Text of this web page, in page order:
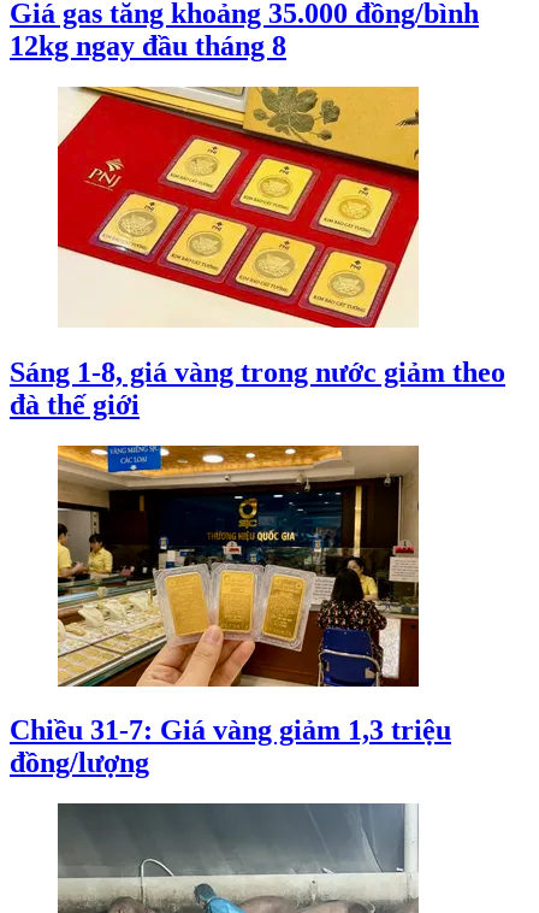
Giá gas tăng khoảng 35.000 đồng/bình
12kg ngay đầu tháng 8
Sáng 1-8, giá vàng trong nước giảm theo
đà thế giới
Chiều 31-7: Giá vàng giảm 1,3 triệu
đồng/lượng